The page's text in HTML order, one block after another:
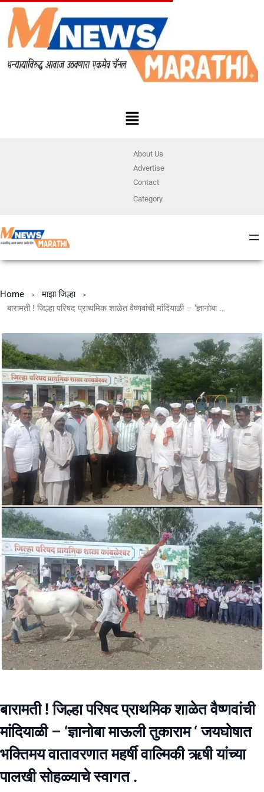
About Us
Advertise
Contact
Category
Home
माझा जिल्हा
बारामती ! जिल्हा परिषद प्राथमिक शाळेत वैष्णवांची मांदियाळी – ‘ज्ञानोबा माऊली तुकाराम ‘ जयघोषात भक्तिमय वातावरणात महर्षी वाल्मिकी ऋषी यांच्या पालखी सोहळ्याचे स्वागत .
बारामती ! जिल्हा परिषद प्राथमिक शाळेत वैष्णवांची
मांदियाळी – ‘ज्ञानोबा माऊली तुकाराम ‘ जयघोषात
भक्तिमय वातावरणात महर्षी वाल्मिकी ऋषी यांच्या
पालखी सोहळ्याचे स्वागत .